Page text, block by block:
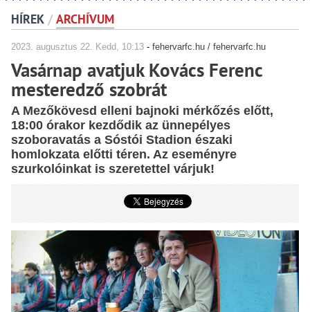
HÍREK / ARCHÍVUM
2023. augusztus 22. Kedd, 10:13- fehervarfc.hu / fehervarfc.hu
Vasárnap avatjuk Kovács Ferenc
mesteredző szobrát
A Mezőkövesd elleni bajnoki mérkőzés előtt,
18:00 órakor kezdődik az ünnepélyes
szoboravatás a Sóstói Stadion északi
homlokzata előtti téren. Az eseményre
szurkolóinkat is szeretettel várjuk!